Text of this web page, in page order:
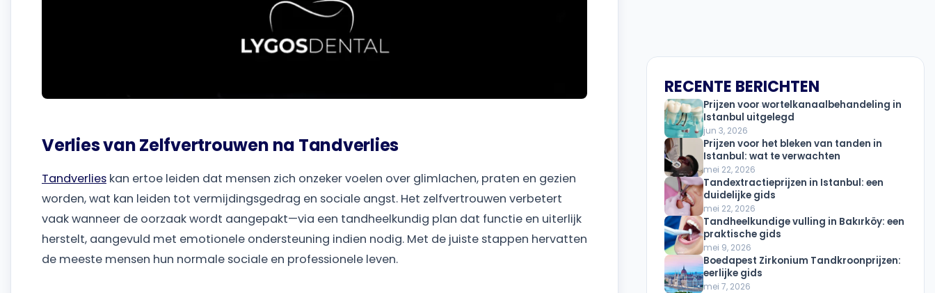
Verlies van Zelfvertrouwen na Tandverlies
Tandverlies kan ertoe leiden dat mensen zich onzeker voelen over glimlachen, praten en gezien
worden, wat kan leiden tot vermijdingsgedrag en sociale angst. Het zelfvertrouwen verbetert
vaak wanneer de oorzaak wordt aangepakt—via een tandheelkundig plan dat functie en uiterlijk
herstelt, aangevuld met emotionele ondersteuning indien nodig. Met de juiste stappen hervatten
de meeste mensen hun normale sociale en professionele leven.
RECENTE BERICHTEN
Prijzen voor wortelkanaalbehandeling in
Istanbul uitgelegd
jun 3, 2026
Prijzen voor het bleken van tanden in
Istanbul: wat te verwachten
mei 22, 2026
Tandextractieprijzen in Istanbul: een
duidelijke gids
mei 22, 2026
Tandheelkundige vulling in Bakırköy: een
praktische gids
mei 9, 2026
Boedapest Zirkonium Tandkroonprijzen:
eerlijke gids
mei 7, 2026